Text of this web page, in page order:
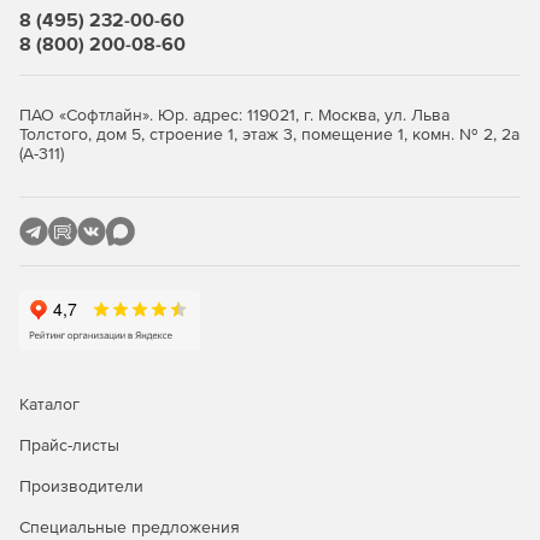
8 (495) 232-00-60
8 (800) 200-08-60
ПАО «Софтлайн». Юр. адрес: 119021, г. Москва, ул. Льва
Толстого, дом 5, строение 1, этаж 3, помещение 1, комн. № 2, 2а
(А-311)
Каталог
Прайс-листы
Производители
Специальные предложения